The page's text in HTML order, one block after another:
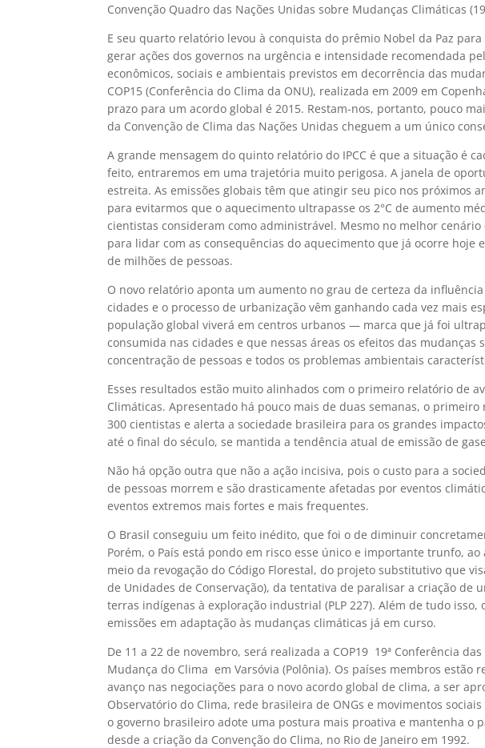
Convenção Quadro das Nações Unidas sobre Mudanças Climáticas
E seu quarto relatório levou à conquista do prêmio Nobel da Paz
gerar ações dos governos na urgência e intensidade recomendada
econômicos, sociais e ambientais previstos em decorrência das
COP15 (Conferência do Clima da ONU), realizada em 2009 em
prazo para um acordo global é 2015. Restam-nos, portanto, pouco
da Convenção de Clima das Nações Unidas cheguem a um único
A grande mensagem do quinto relatório do IPCC é que a situação é
feito, entraremos em uma trajetória muito perigosa. A janela de
estreita. As emissões globais têm que atingir seu pico nos próximos
para evitarmos que o aquecimento ultrapasse os 2°C de aumento
cientistas consideram como administrável. Mesmo no melhor
para lidar com as consequências do aquecimento que já ocorre
de milhões de pessoas.
O novo relatório aponta um aumento no grau de certeza da
cidades e o processo de urbanização vêm ganhando cada vez mais
população global viverá em centros urbanos — marca que já foi
consumida nas cidades e que nessas áreas os efeitos das
concentração de pessoas e todos os problemas ambientais
Esses resultados estão muito alinhados com o primeiro relatório de
Climáticas. Apresentado há pouco mais de duas semanas, o
300 cientistas e alerta a sociedade brasileira para os grandes
até o final do século, se mantida a tendência atual de emissão de
Não há opção outra que não a ação incisiva, pois o custo para a
de pessoas morrem e são drasticamente afetadas por eventos
eventos extremos mais fortes e mais frequentes.
O Brasil conseguiu um feito inédito, que foi o de diminuir
Porém, o País está pondo em risco esse único e importante trunfo,
meio da revogação do Código Florestal, do projeto substitutivo que
de Unidades de Conservação), da tentativa de paralisar a criação de
terras indígenas à exploração industrial (PLP 227). Além de tudo
emissões em adaptação às mudanças climáticas já em curso.
De 11 a 22 de novembro, será realizada a COP19  19ª Conferência
Mudança do Clima  em Varsóvia (Polônia). Os países membros
avanço nas negociações para o novo acordo global de clima, a ser
Observatório do Clima, rede brasileira de ONGs e movimentos
o governo brasileiro adote uma postura mais proativa e mantenha o
desde a criação da Convenção do Clima, no Rio de Janeiro em 1992.